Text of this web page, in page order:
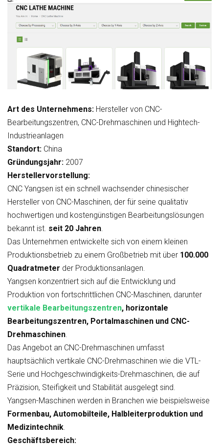
Art des Unternehmens: Hersteller von CNC-
Bearbeitungszentren, CNC-Drehmaschinen und Hightech-
Industrieanlagen
Standort: China
Gründungsjahr: 2007
Herstellervorstellung:
CNC Yangsen ist ein schnell wachsender chinesischer
Hersteller von CNC-Maschinen, der für seine qualitativ
hochwertigen und kostengünstigen Bearbeitungslösungen
bekannt ist. seit 20 Jahren.
Das Unternehmen entwickelte sich von einem kleinen
Produktionsbetrieb zu einem Großbetrieb mit über 100.000
Quadratmeter der Produktionsanlagen.
Yangsen konzentriert sich auf die Entwicklung und
Produktion von fortschrittlichen CNC-Maschinen, darunter
vertikale Bearbeitungszentren, horizontale
Bearbeitungszentren, Portalmaschinen und CNC-
Drehmaschinen.
Das Angebot an CNC-Drehmaschinen umfasst
hauptsächlich vertikale CNC-Drehmaschinen wie die VTL-
Serie und Hochgeschwindigkeits-Drehmaschinen, die auf
Präzision, Steifigkeit und Stabilität ausgelegt sind.
Yangsen-Maschinen werden in Branchen wie beispielsweise
Formenbau, Automobilteile, Halbleiterproduktion und
Medizintechnik.
Geschäftsbereich: